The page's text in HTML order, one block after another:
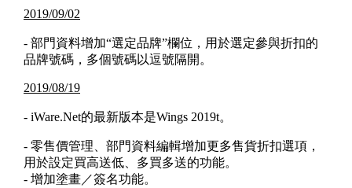
2019/09/02
- 部門資料增加“選定品牌”欄位，用於選定參與折扣的
品牌號碼，多個號碼以逗號隔開。
2019/08/19
- iWare.Net的最新版本是Wings 2019t。
- 零售價管理、部門資料編輯增加更多售貨折扣選項，
用於設定買高送低、多買多送的功能。
- 增加塗畫／簽名功能。